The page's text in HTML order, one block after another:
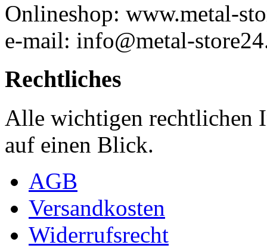
Onlineshop: www.metal-
e-mail: info@metal-
Rechtliches
Alle wichtigen rechtlichen
auf einen Blick.
AGB
Versandkosten
Widerrufsrecht